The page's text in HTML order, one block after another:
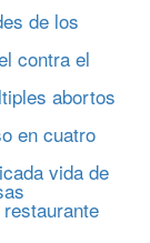
de los
contra el
abortos
en cuatro
vida de